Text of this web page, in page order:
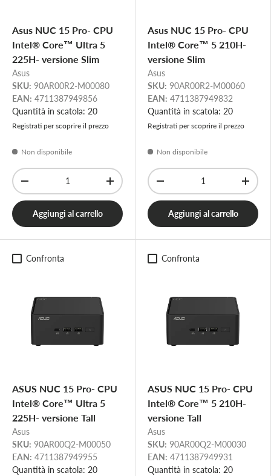
Asus NUC 15 Pro- CPU
Intel® Core™ Ultra 5
225H- versione Slim
Asus
SKU: 90AR00R2-M00080
EAN: 4711387949856
Quantità in scatola: 20
Registrati per scoprire il prezzo
Non disponibile
Q.tà
-
+
Aggiungi al carrello
Asus NUC 15 Pro- CPU
Intel® Core™ 5 210H-
versione Slim
Asus
SKU: 90AR00R2-M00060
EAN: 4711387949832
Quantità in scatola: 20
Registrati per scoprire il prezzo
Non disponibile
Q.tà
-
+
Aggiungi al carrello
Confronta
ASUS NUC 15 Pro- CPU
Intel® Core™ Ultra 5
225H- versione Tall
Asus
SKU: 90AR00Q2-M00050
EAN: 4711387949955
Quantità in scatola: 20
Confronta
ASUS NUC 15 Pro- CPU
Intel® Core™ 5 210H-
versione Tall
Asus
SKU: 90AR00Q2-M00030
EAN: 4711387949931
Quantità in scatola: 20